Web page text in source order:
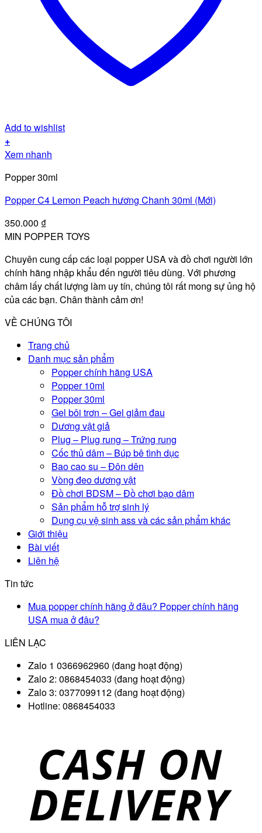
Add to wishlist
+
Xem nhanh
Popper 30ml
Popper C4 Lemon Peach hương Chanh 30ml (Mới)
350.000 ₫
MIN POPPER TOYS
Chuyên cung cấp các loại popper USA và đồ chơi người lớn
chính hãng nhập khẩu đến người tiêu dùng. Với phương
châm lấy chất lượng làm uy tín, chúng tôi rất mong sự ủng hộ
của các bạn. Chân thành cảm ơn!
VỀ CHÚNG TÔI
Trang chủ
Danh mục sản phẩm
Popper chính hãng USA
Popper 10ml
Popper 30ml
Gel bôi trơn – Gel giảm đau
Dương vật giả
Plug – Plug rung – Trứng rung
Cốc thủ dâm – Búp bê tình dục
Bao cao su – Đôn dên
Vòng đeo dương vật
Đồ chơi BDSM – Đồ chơi bạo dâm
Sản phẩm hỗ trợ sinh lý
Dụng cụ vệ sinh ass và các sản phẩm khác
Giới thiệu
Bài viết
Liên hệ
Tin tức
Mua popper chính hãng ở đâu? Popper chính hãng
USA mua ở đâu?
LIÊN LẠC
Zalo 1 0366962960 (đang hoạt động)
Zalo 2: 0868454033 (đang hoạt động)
Zalo 3: 0377099112 (đang hoạt động)
Hotline: 0868454033